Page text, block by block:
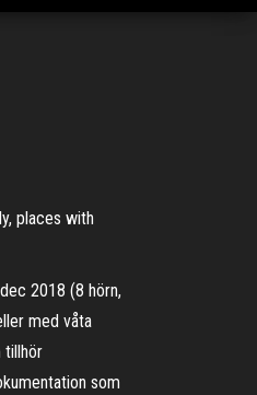
places with
2018 (8 hörn,
med våta
tillhör
som